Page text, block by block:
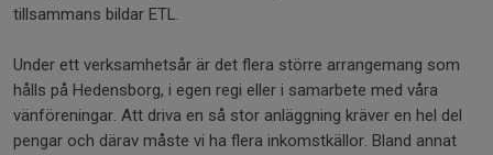
tillsammans bildar ETL.
Under ett verksamhetsår är det flera större arrangemang som
hålls på Hedensborg, i egen regi eller i samarbete med våra
vänföreningar. Att driva en så stor anläggning kräver en hel del
pengar och därav måste vi ha flera inkomstkällor. Bland annat